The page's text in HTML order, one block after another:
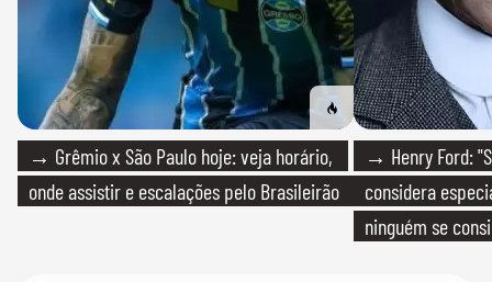
→ Grêmio x São Paulo hoje: veja horário,
onde assistir e escalações pelo Brasileirão
→ Henry Ford:
considera
ninguém se